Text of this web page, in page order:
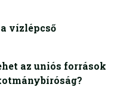
vízlépcső
az uniós források